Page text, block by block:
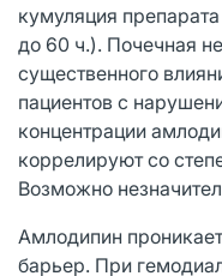
кумуляция
до 60 ч.). Почечная
существенного
пациентов с
концентрации
коррелируют со
Возможно
Амлодипин
барьер. При